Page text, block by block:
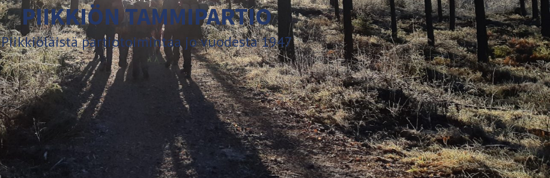
PIIKKIÖN TAMMIPARTIO
Piikkiöläistä partiotoimintaa jo vuodesta 1947